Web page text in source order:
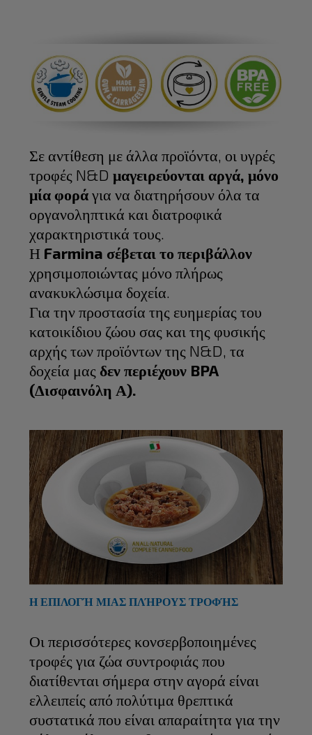
Σε αντίθεση με άλλα προϊόντα, οι υγρές
τροφές N&Dμαγειρεύονται αργά, μόνο
μία φοράγια να διατηρήσουν όλα τα
οργανοληπτικά και διατροφικά
χαρακτηριστικά τους.
Η Farmina σέβεται το περιβάλλον
χρησιμοποιώντας μόνο πλήρως
ανακυκλώσιμα δοχεία.
Για την προστασία της ευημερίας του
κατοικίδιου ζώου σας και της φυσικής
αρχής των προϊόντων της N&D, τα
δοχεία μας δεν περιέχουν BPA
(Δισφαινόλη Α).
Η ΕΠΙΛΟΓΉ ΜΙΑΣ ΠΛΉΡΟΥΣ ΤΡΟΦΉΣ
Οι περισσότερες κονσερβοποιημένες
τροφές για ζώα συντροφιάς που
διατίθενται σήμερα στην αγορά είναι
ελλειπείς από πολύτιμα θρεπτικά
συστατικά που είναι απαραίτητα για την